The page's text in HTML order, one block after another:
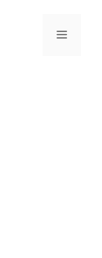
Меню